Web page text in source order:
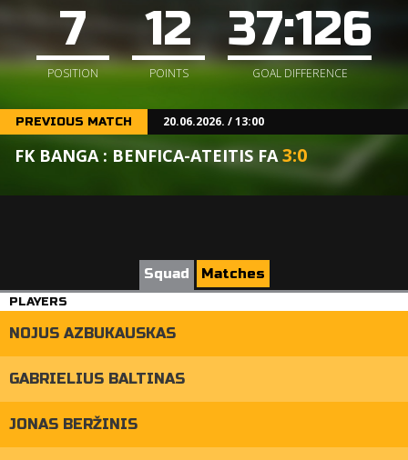
7
POSITION
12
POINTS
37:126
GOAL DIFFERENCE
PREVIOUS MATCH 20.06.2026. / 13:00
FK BANGA : BENFICA-ATEITIS FA3:0
Squad Matches
PLAYERS
NOJUS AZBUKAUSKAS
GABRIELIUS BALTINAS
JONAS BERŽINIS